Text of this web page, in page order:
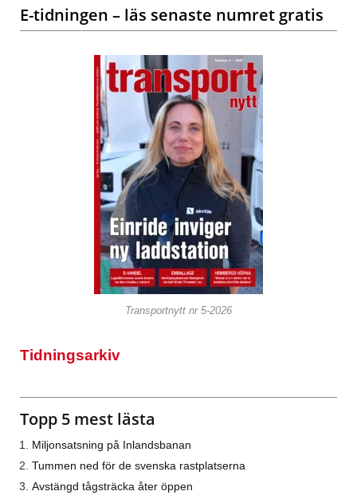
E-tidningen – läs senaste numret gratis
Transportnytt nr 5-2026
Tidningsarkiv
Topp 5 mest lästa
Miljonsatsning på Inlandsbanan
Tummen ned för de svenska rastplatserna
Avstängd tågsträcka åter öppen